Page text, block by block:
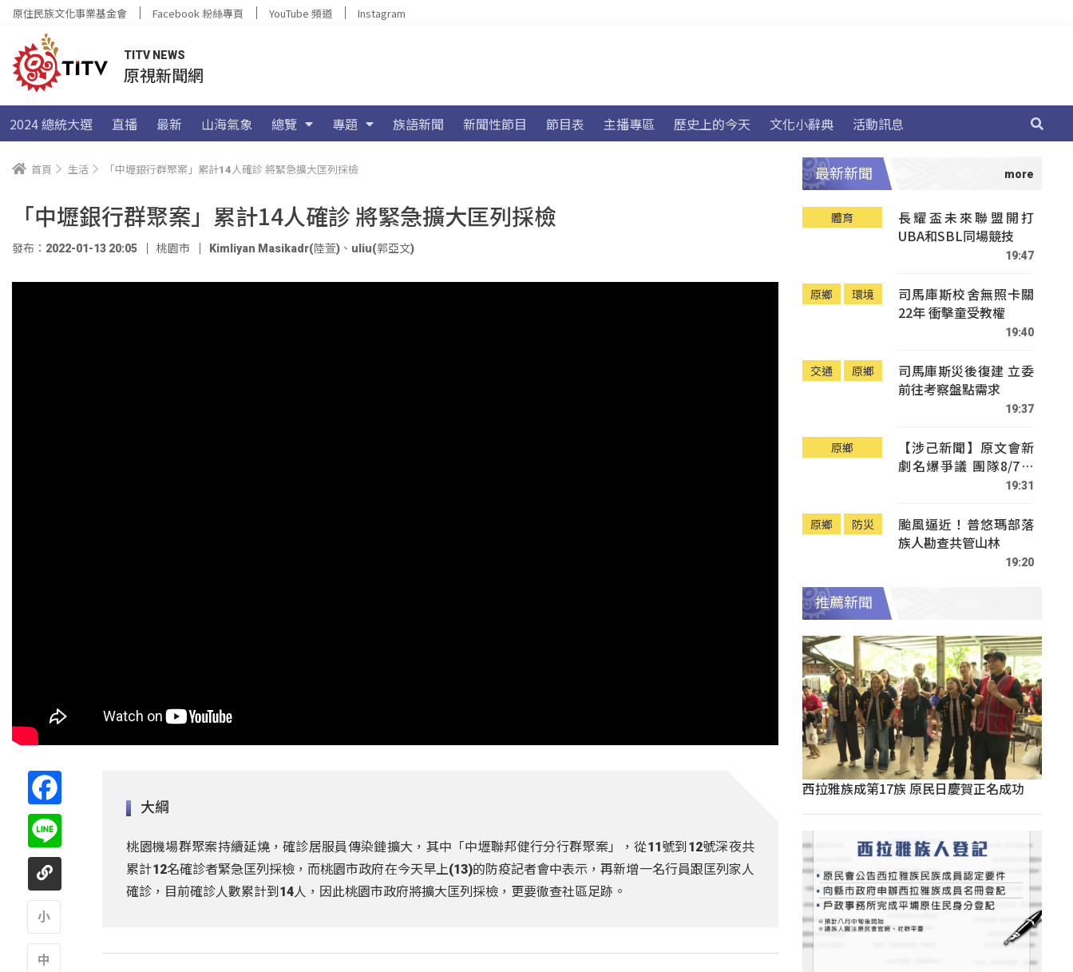
原住民族文化事業基金會 Facebook 粉絲專頁 YouTube 頻道 Instagram
TITV NEWS
原視新聞網
2024 總統大選 直播 最新 山海氣象 總覽 專題 族語新聞 新聞性節目 節目表 主播專區 歷史上的今天 文化小辭典 活動訊息
首頁 生活 「中壢銀行群聚案」累計14人確診 將緊急擴大匡列採檢
「中壢銀行群聚案」累計14人確診 將緊急擴大匡列採檢
發布：2022-01-13 20:05 桃園市 Kimliyan Masikadr(陸萱) 、 uliu(郭亞文)
大綱
桃園機場群聚案持續延燒，確診居服員傳染鏈擴大，其中「中壢聯邦健行分行群聚案」，從11號到12號深夜共
累計12名確診者緊急匡列採檢，而桃園市政府在今天早上(13)的防疫記者會中表示，再新增一名行員跟匡列家人
確診，目前確診人數累計到14人，因此桃園市政府將擴大匡列採檢，更要徹查社區足跡。
最新新聞
體育
長耀盃未來聯盟開打
UBA和SBL同場競技
19:47
原鄉 環境
司馬庫斯校舍無照卡關
22年 衝擊童受教權
19:40
交通 原鄉
司馬庫斯災後復建 立委
前往考察盤點需求
19:37
原鄉
【涉己新聞】原文會新
劇名爆爭議 團隊8/7赴
19:31
原鄉 防災
颱風逼近！普悠瑪部落
族人勘查共管山林
19:20
推薦新聞
西拉雅族成第17族 原民日慶賀正名成功